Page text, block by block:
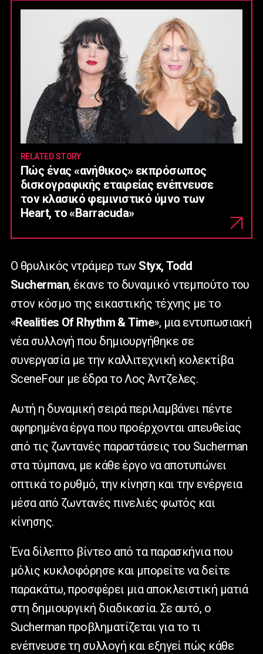
RELATED STORY
Πώς ένας «ανήθικος» εκπρόσωπος
δισκογραφικής εταιρείας ενέπνευσε
τον κλασικό φεμινιστικό ύμνο των
Heart, το «Barracuda»
Ο θρυλικός ντράμερ των Styx,Todd
Sucherman, έκανε το δυναμικό ντεμπούτο του
στον κόσμο της εικαστικής τέχνης με το
«Realities Of Rhythm &Time», μια εντυπωσιακή
νέα συλλογή που δημιουργήθηκε σε
συνεργασία με την καλλιτεχνική κολεκτίβα
SceneFour με έδρα το Λος Άντζελες.
Αυτή η δυναμική σειρά περιλαμβάνει πέντε
αφηρημένα έργα που προέρχονται απευθείας
από τις ζωντανές παραστάσεις του Sucherman
στα τύμπανα, με κάθε έργο να αποτυπώνει
οπτικά το ρυθμό, την κίνηση και την ενέργεια
μέσα από ζωντανές πινελιές φωτός και
κίνησης.
Ένα δίλεπτο βίντεο από τα παρασκήνια που
μόλις κυκλοφόρησε και μπορείτε να δείτε
παρακάτω, προσφέρει μια αποκλειστική ματιά
στη δημιουργική διαδικασία. Σε αυτό, ο
Sucherman προβληματίζεται για το τι
ενέπνευσε τη συλλογή και εξηγεί πώς κάθε